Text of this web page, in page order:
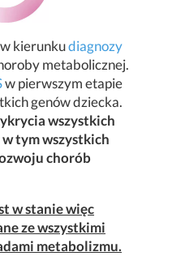
kierunkudiagnozy
metabolicznej.
w pierwszym etapie
genów dziecka.
wszystkich
tym wszystkich
chorób
w stanie więc
ze wszystkimi
metabolizmu.